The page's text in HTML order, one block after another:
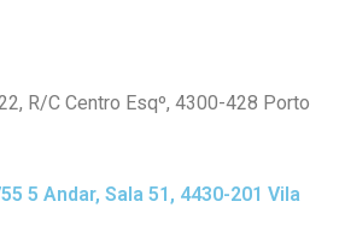
R/C Centro Esqº, 4300-428 Porto
5 Andar, Sala 51, 4430-201 Vila